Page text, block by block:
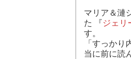
マリア＆漣
た 『 ジェリ
す。
「すっか
当に前に読